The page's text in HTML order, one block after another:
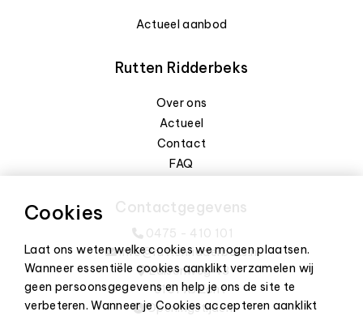
Cookies
Laat ons weten welke cookies we mogen plaatsen.
Wanneer essentiële cookies aanklikt verzamelen wij
geen persoonsgegevens en help je ons de site te
verbeteren. Wanneer je Cookies accepteren aanklikt
Actueel aanbod
Rutten Ridderbeks
Over ons
Actueel
Contact
FAQ
Contactgegevens
0475 - 410 101
info@ruttenridderbeks.nl
Edisonweg 43
6101 XJ Echt
Openingstijden